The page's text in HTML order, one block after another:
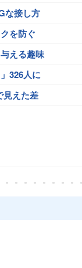
な接し方
を防ぐ
える趣味
326人に
見えた差